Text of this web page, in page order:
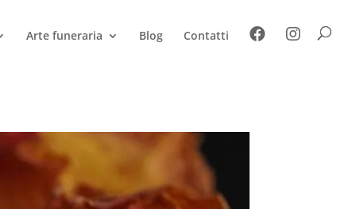
Arte funeraria Blog Contatti